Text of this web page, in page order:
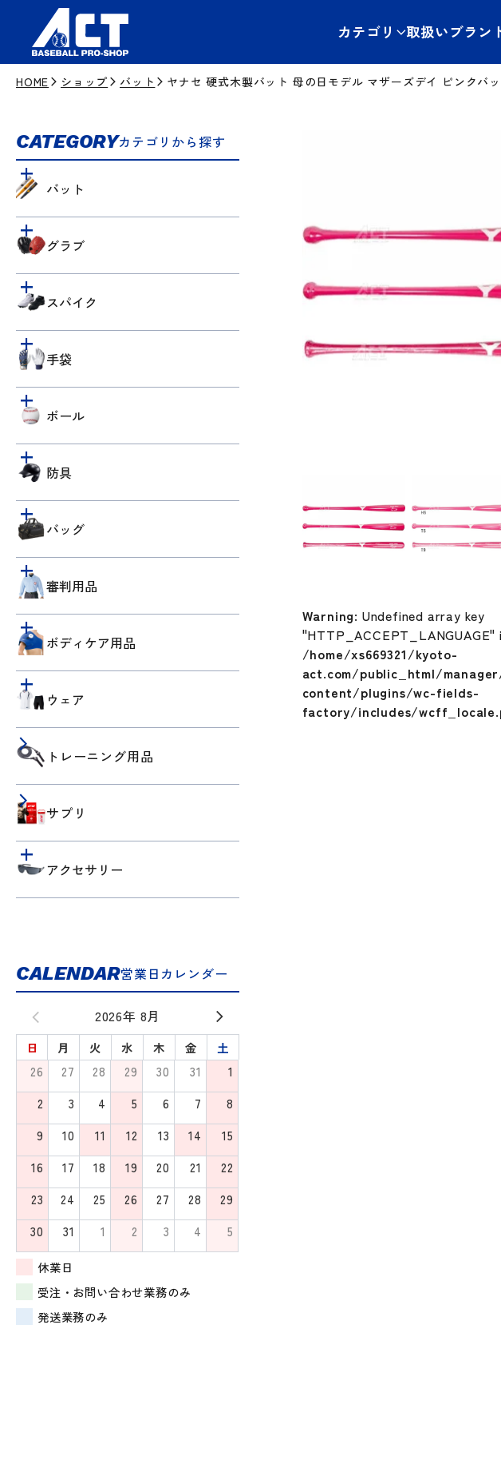
カテゴリ 取扱いブラン
HOME ショップ バット ヤナセ 硬式木製バット 母の日モデル マザーズデイ ピンクバ
CATEGORYカテゴリから探す
バット
グラブ
スパイク
手袋
ボール
防具
バッグ
審判用品
ボディケア用品
ウェア
トレーニング用品
サプリ
アクセサリー
CALENDAR営業日カレンダー
2026年 8月
日 月 火 水 木 金
土
26
27 28 29 30 31
1
2
3 4 5 6 7
8
9
10 11 12 13 14
15
16
17 18 19 20 21
22
23
24 25 26 27 28
29
30
31 1 2 3 4 5
休業日
受注・お問い合わせ業務のみ
発送業務のみ
Warning: Undefined array key
"HTTP_ACCEPT_LANGUAGE"
/home/xs669321/kyoto-
act.com/public_html/
content/plugins/wc-fields-
factory/includes/